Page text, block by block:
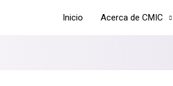
Inicio Acerca de CMIC